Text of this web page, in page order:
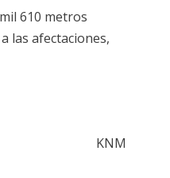
610 metros
las afectaciones,
KNM